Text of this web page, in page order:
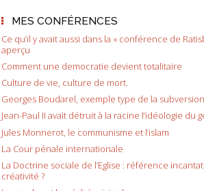
MES CONFÉRENCES
Ce qu’il y avait aussi dans la « conférence de
aperçu
Comment une democratie devient totalitaire
Culture de vie, culture de mort.
Georges Boudarel, exemple type de la
Jean-Paul II avait détruit à la racine l’idéologie du
Jules Monnerot, le communisme et l’islam
La Cour pénale internationale
La Doctrine sociale de l’Eglise : référence
créativité ?